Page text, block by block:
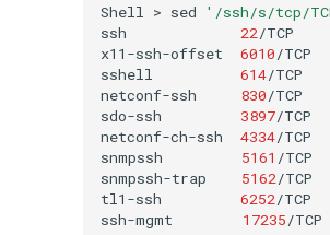
Shell > sed '/ssh/s/tcp/
ssh
22/TCP
x11-ssh-offset
6010/TCP
sshell
614/TCP
netconf-ssh
830/TCP
sdo-ssh
3897/TCP
netconf-ch-ssh
4334/TCP
snmpssh
5161 /TCP
snmpssh-trap
5162/TCP
tl1-ssh
6252/TCP
ssh-mgmt
17235/TCP